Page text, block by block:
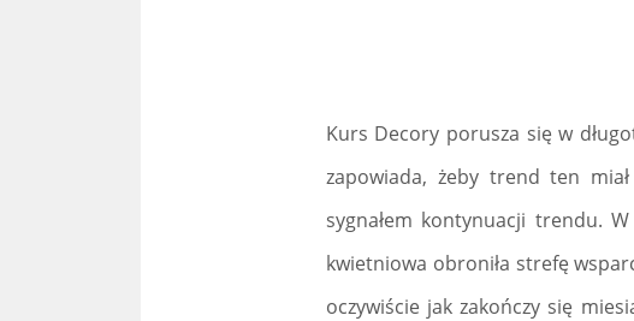
Kurs Decory porusza się w
zapowiada, żeby trend ten
sygnałem kontynuacji trendu.
kwietniowa obroniła strefę
oczywiście jak zakończy się